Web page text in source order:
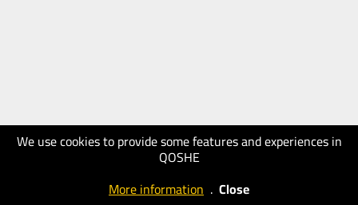
We use cookies to provide some features and experiences in
QOSHE
More information . Close